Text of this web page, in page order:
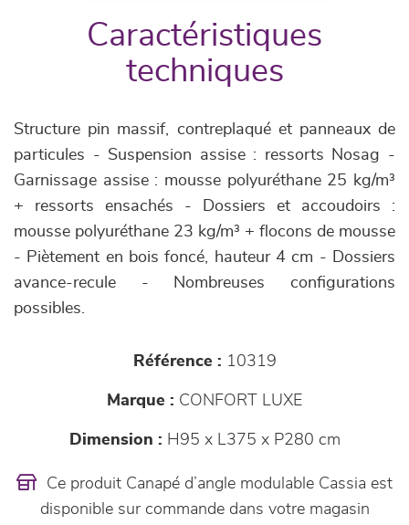
Caractéristiques
techniques
Structure pin massif, contreplaqué et panneaux de
particules - Suspension assise : ressorts Nosag -
Garnissage assise : mousse polyuréthane 25 kg/m³
+ ressorts ensachés - Dossiers et accoudoirs :
mousse polyuréthane 23 kg/m³ + flocons de mousse
- Piètement en bois foncé, hauteur 4 cm - Dossiers
avance-recule - Nombreuses configurations
possibles.
Référence : 10319
Marque : CONFORT LUXE
Dimension : H95 x L375 x P280 cm
Ce produit Canapé d’angle modulable Cassia est
disponible sur commande dans votre magasin